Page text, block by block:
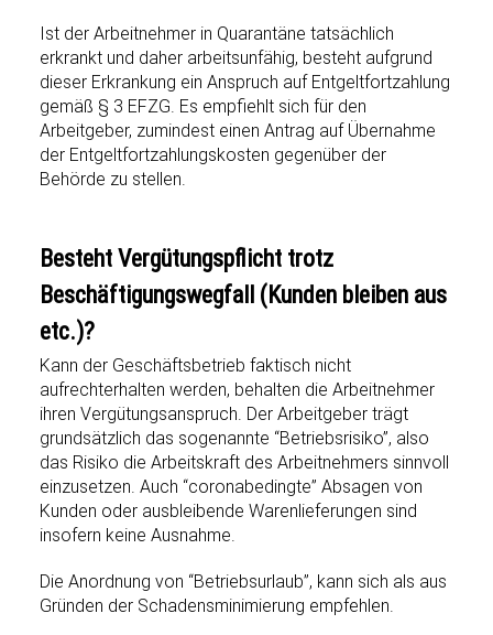
Ist der Arbeitnehmer in Quarantäne tatsächlich
erkrankt und daher arbeitsunfähig, besteht aufgrund
dieser Erkrankung ein Anspruch auf Entgeltfortzahlung
gemäß § 3 EFZG. Es empfiehlt sich für den
Arbeitgeber, zumindest einen Antrag auf Übernahme
der Entgeltfortzahlungskosten gegenüber der
Behörde zu stellen.
Besteht Vergütungspflicht trotz
Beschäftigungswegfall (Kunden bleiben aus
etc.)?
Kann der Geschäftsbetrieb faktisch nicht
aufrechterhalten werden, behalten die Arbeitnehmer
ihren Vergütungsanspruch. Der Arbeitgeber trägt
grundsätzlich das sogenannte “Betriebsrisiko”, also
das Risiko die Arbeitskraft des Arbeitnehmers sinnvoll
einzusetzen. Auch “coronabedingte” Absagen von
Kunden oder ausbleibende Warenlieferungen sind
insofern keine Ausnahme.
Die Anordnung von “Betriebsurlaub”, kann sich als aus
Gründen der Schadensminimierung empfehlen.